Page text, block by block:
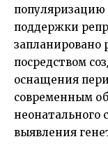
популяризацию
поддержки
запланировано
посредством
оснащения
современным
неонатального
выявления